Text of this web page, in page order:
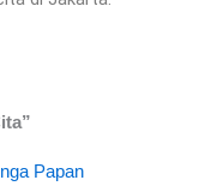
Papan